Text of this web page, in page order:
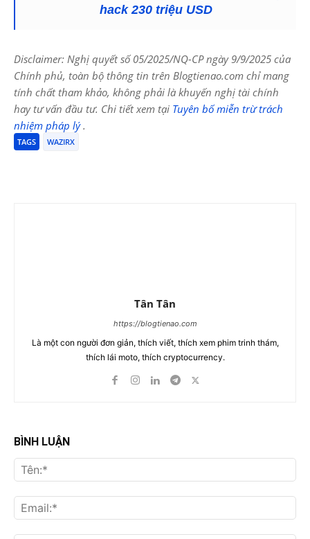
hack 230 triệu USD
Disclaimer: Nghị quyết số 05/2025/NQ-CP ngày 9/9/2025 của
Chính phủ, toàn bộ thông tin trên Blogtienao.com chỉ mang
tính chất tham khảo, không phải là khuyến nghị tài chính
hay tư vấn đầu tư. Chi tiết xem tại Tuyên bố miễn trừ trách
nhiệm pháp lý.
TAGS WAZIRX
Tân Tân
https://blogtienao.com
Là một con người đơn giản, thích viết, thích xem phim trinh thám,
thích lái moto, thích cryptocurrency.
BÌNH LUẬN